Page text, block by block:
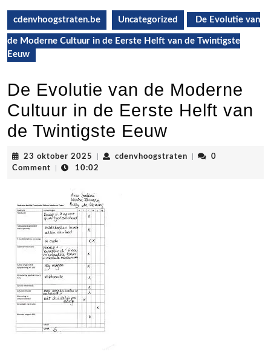
cdenvhoogstraten.be Uncategorized De Evolutie van
de Moderne Cultuur in de Eerste Helft van de Twintigste
Eeuw
De Evolutie van de Moderne
Cultuur in de Eerste Helft van
de Twintigste Eeuw
23 oktober 2025 23
oktober
cdenvhoogstraten cdenvhoogstraten
0
Comment
10:02